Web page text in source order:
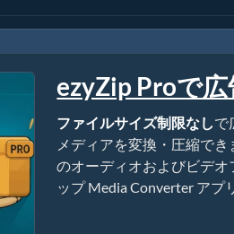
ezyZip Proで
ファイルサイズ制限なしで
メディアを変換・圧縮で
のオーディオおよびビデ
ップ Media Converter アプ